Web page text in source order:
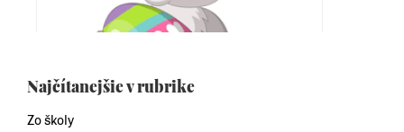
Najčítanejšie v rubrike
Zo školy